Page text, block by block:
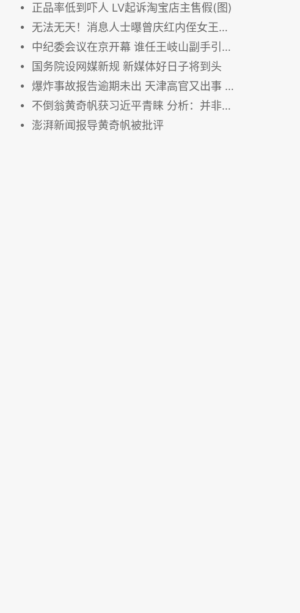
正品率低到吓人 LV起诉淘宝店主售假(图)
无法无天！消息人士曝曾庆红内侄女王晓玲制造冤案细节
中纪委会议在京开幕 谁任王岐山副手引关注
国务院设网媒新规 新媒体好日子将到头
爆炸事故报告逾期未出 天津高官又出事 习王追责
不倒翁黄奇帆获习近平青睐 分析：并非代表好事
澎湃新闻报导黄奇帆被批评